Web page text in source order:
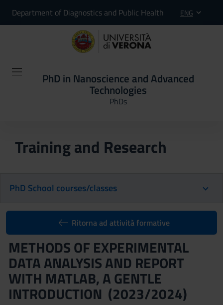
Department of Diagnostics and Public Health ENG
PhD in Nanoscience and Advanced
Technologies
PhDs
Training and Research
PhD School courses/classes
Ritorna ad attività formative
METHODS OF EXPERIMENTAL
DATA ANALYSIS AND REPORT
WITH MATLAB, A GENTLE
INTRODUCTION (2023/2024)